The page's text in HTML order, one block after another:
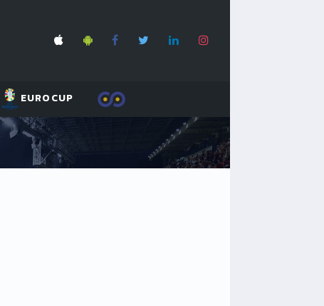
EUROCUP